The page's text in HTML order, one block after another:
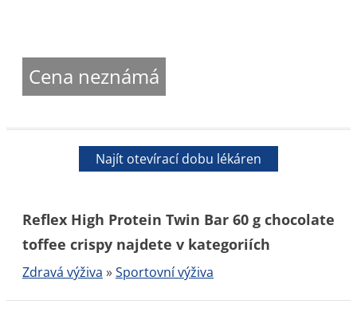
Cena neznámá
Najít otevírací dobu lékáren
Reflex High Protein Twin Bar 60 g chocolate
toffee crispy najdete v kategoriích
Zdravá výživa »Sportovní výživa